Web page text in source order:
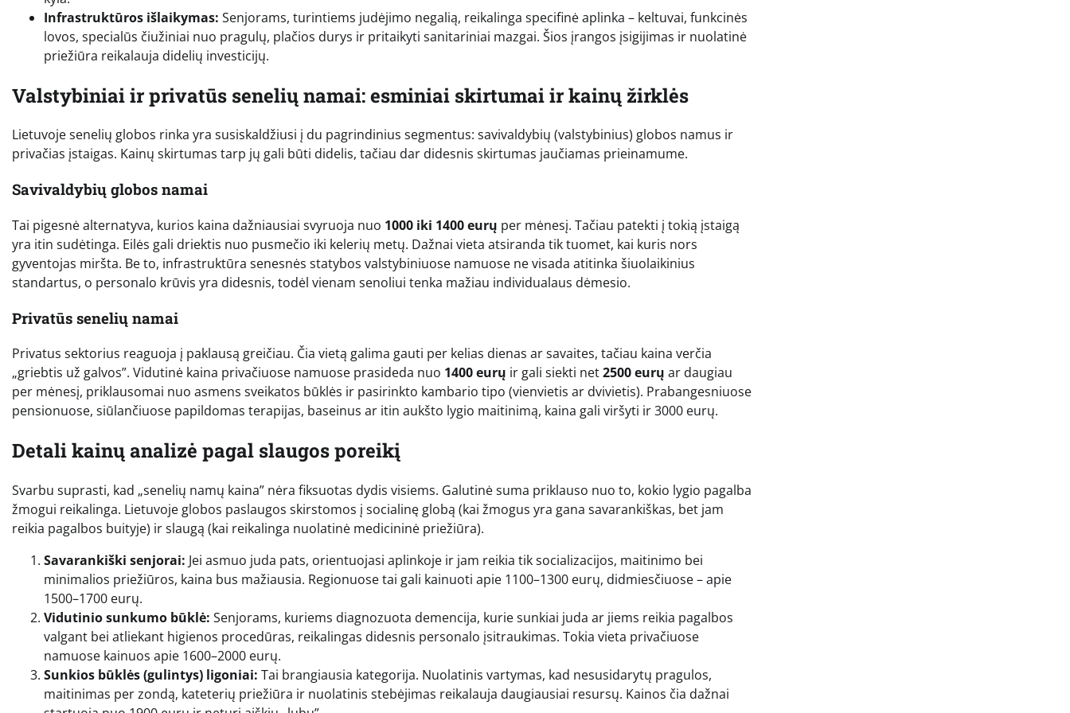
Infrastruktūros išlaikymas: Senjorams, turintiems judėjimo negalią, reikalinga specifinė aplinka – keltuvai, funkcinės
lovos, specialūs čiužiniai nuo pragulų, plačios durys ir pritaikyti sanitariniai mazgai. Šios įrangos įsigijimas ir nuolatinė
priežiūra reikalauja didelių investicijų.
Valstybiniai ir privatūs senelių namai: esminiai skirtumai ir kainų žirklės
Lietuvoje senelių globos rinka yra susiskaldžiusi į du pagrindinius segmentus: savivaldybių (valstybinius) globos namus ir
privačias įstaigas. Kainų skirtumas tarp jų gali būti didelis, tačiau dar didesnis skirtumas jaučiamas prieinamume.
Savivaldybių globos namai
Tai pigesnė alternatyva, kurios kaina dažniausiai svyruoja nuo 1000 iki 1400 eurų per mėnesį. Tačiau patekti į tokią įstaigą
yra itin sudėtinga. Eilės gali driektis nuo pusmečio iki kelerių metų. Dažnai vieta atsiranda tik tuomet, kai kuris nors
gyventojas miršta. Be to, infrastruktūra senesnės statybos valstybiniuose namuose ne visada atitinka šiuolaikinius
standartus, o personalo krūvis yra didesnis, todėl vienam senoliui tenka mažiau individualaus dėmesio.
Privatūs senelių namai
Privatus sektorius reaguoja į paklausą greičiau. Čia vietą galima gauti per kelias dienas ar savaites, tačiau kaina verčia
„griebtis už galvos”. Vidutinė kaina privačiuose namuose prasideda nuo 1400 eurų ir gali siekti net2500 eurų ar daugiau
per mėnesį, priklausomai nuo asmens sveikatos būklės ir pasirinkto kambario tipo (vienvietis ar dvivietis). Prabangesniuose
pensionuose, siūlančiuose papildomas terapijas, baseinus ar itin aukšto lygio maitinimą, kaina gali viršyti ir 3000 eurų.
Detali kainų analizė pagal slaugos poreikį
Svarbu suprasti, kad „senelių namų kaina” nėra fiksuotas dydis visiems. Galutinė suma priklauso nuo to, kokio lygio pagalba
žmogui reikalinga. Lietuvoje globos paslaugos skirstomos į socialinę globą (kai žmogus yra gana savarankiškas, bet jam
reikia pagalbos buityje) ir slaugą (kai reikalinga nuolatinė medicininė priežiūra).
Savarankiški senjorai: Jei asmuo juda pats, orientuojasi aplinkoje ir jam reikia tik socializacijos, maitinimo bei
minimalios priežiūros, kaina bus mažiausia. Regionuose tai gali kainuoti apie 1100–1300 eurų, didmiesčiuose – apie
1500–1700 eurų.
Vidutinio sunkumo būklė: Senjorams, kuriems diagnozuota demencija, kurie sunkiai juda ar jiems reikia pagalbos
valgant bei atliekant higienos procedūras, reikalingas didesnis personalo įsitraukimas. Tokia vieta privačiuose
namuose kainuos apie 1600–2000 eurų.
Sunkios būklės (gulintys) ligoniai: Tai brangiausia kategorija. Nuolatinis vartymas, kad nesusidarytų pragulos,
maitinimas per zondą, kateterių priežiūra ir nuolatinis stebėjimas reikalauja daugiausiai resursų. Kainos čia dažnai